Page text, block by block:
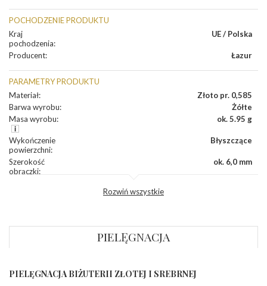
POCHODZENIE PRODUKTU
Kraj
pochodzenia:
UE / Polska
Producent: Łazur
PARAMETRY PRODUKTU
Materiał:
Złoto pr. 0,585
Barwa wyrobu:
Żółte
Masa wyrobu: ok. 5.95 g
Wykończenie
powierzchni:
Błyszczące
Szerokość
obrączki:
ok. 6,0 mm
INNE PARAMETRY
Rozwiń wszystkie
PIELĘGNACJA
PIELĘGNACJA BIŻUTERII ZŁOTEJ I SREBRNEJ